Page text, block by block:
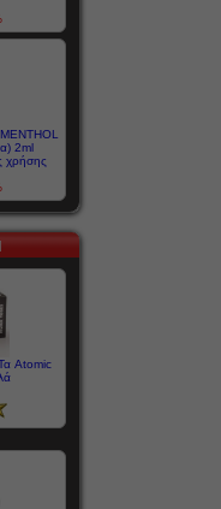
2ml
χρήσης
Atomic